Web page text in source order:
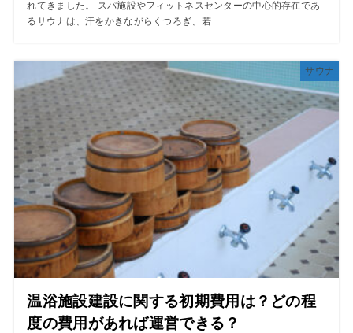
れてきました。 スパ施設やフィットネスセンターの中心的存在であ
るサウナは、汗をかきながらくつろぎ、若...
サウナ
温浴施設建設に関する初期費用は？どの程
度の費用があれば運営できる？